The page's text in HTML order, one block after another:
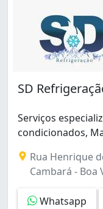
SD
Serviços
condicionados,
Rua Henrique
Cambará - Boa
Whatsapp